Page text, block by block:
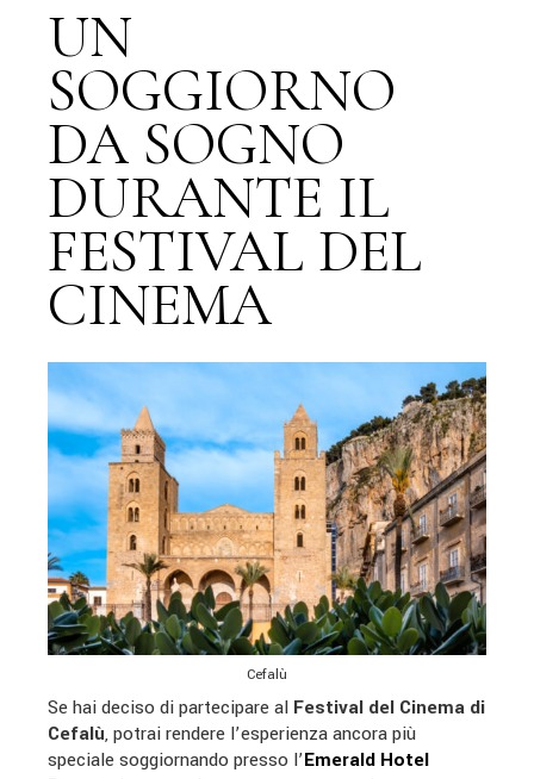
UN
SOGGIORNO
DA SOGNO
DURANTE IL
FESTIVAL DEL
CINEMA
Cefalù
Se hai deciso di partecipare al Festival del Cinema di
Cefalù, potrai rendere l’esperienza ancora più
speciale soggiornando presso l’Emerald Hotel